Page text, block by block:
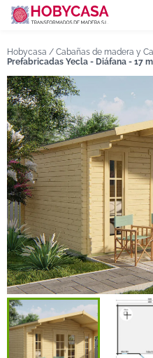
Hobycasa / Cabañas de madera y
Prefabricadas Yecla - Diáfana - 17